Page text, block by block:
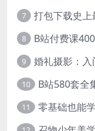
7 打包下载史
8 B站付费课
9 婚礼摄影：
10 B站580套全
11 零基础也能